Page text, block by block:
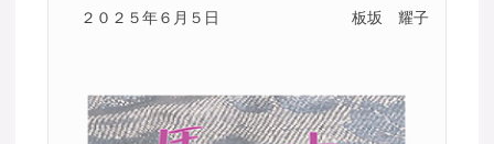
２０２５年６月５日 板坂 耀子